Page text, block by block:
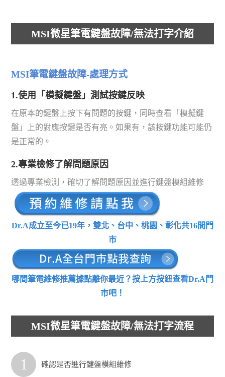
MSI微星筆電鍵盤故障/無法打字介紹
MSI筆電鍵盤故障-處理方式
1.使用「模擬鍵盤」測試按鍵反映
在原本的鍵盤上按下有問題的按鍵，同時查看「模擬鍵
盤」上的對應按鍵是否有亮。如果有，該按鍵功能可能仍
是正常的。
2.專業檢修了解問題原因
透過專業檢測，確切了解問題原因並進行鍵盤模組維修
Dr.A成立至今已19年，雙北、台中、桃園、彰化共16間門
市
哪間筆電維修推薦據點離你最近？按上方按鈕查看Dr.A門
市吧！
MSI微星筆電鍵盤故障/無法打字流程
1 確認是否進行鍵盤模組維修